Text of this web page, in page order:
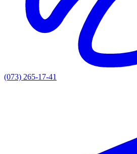
(073) 265-17-41